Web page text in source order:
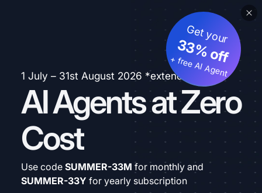
1 July – 31st August 2026 *extended
AI Agents at Zero
Cost
Get your
33% off
+ free AI Agent
Use code SUMMER-33M for monthly and
SUMMER-33Y for yearly subscription